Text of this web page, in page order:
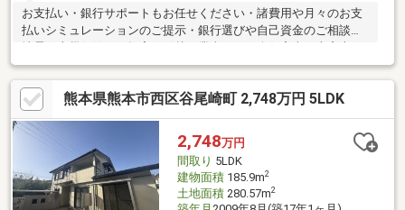
お支払い・銀行サポートもお任せください・諸費用や月々のお支
払いシミュレーションのご提示・銀行選びや自己資金のご相談・
地震・火災保険のご提案・引越し業者のご紹介仮審査・本審査の
サポートまで、経験豊富なスタッフが丁寧にご案内いたします。
お客様のペースでご検討いただけます「まだ検討したい」「他の
物件も見たい」などのご希望にも、ご条件に合わせた物件をご提
案しながら、納得のマイホーム探しをしっかりサポートいたしま
す。
熊本県熊本市西区谷尾崎町 2,748万円 5LDK
2,748万円
間取り 5LDK
建物面積185.9m2
土地面積280.57m2